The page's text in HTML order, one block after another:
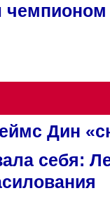
Дин
себя: